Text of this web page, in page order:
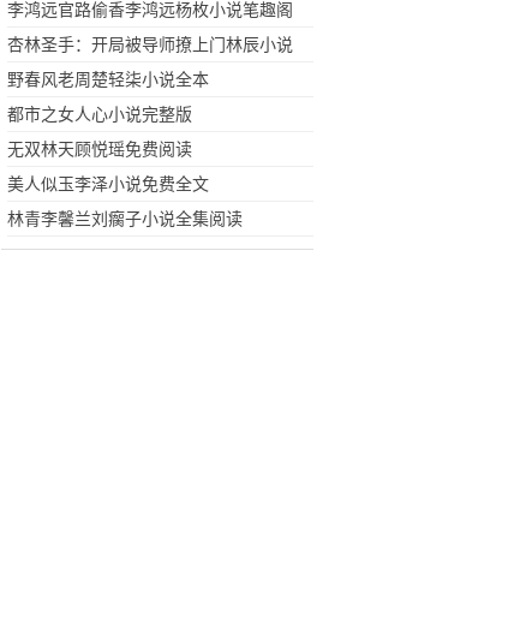
李鸿远官路偷香李鸿远杨枚小说笔趣阁
最新章节
杏林圣手：开局被导师撩上门林辰小说
全文阅读
野春风老周楚轻柒小说全本
都市之女人心小说完整版
无双林天顾悦瑶免费阅读
美人似玉李泽小说免费全文
林青李馨兰刘瘸子小说全集阅读